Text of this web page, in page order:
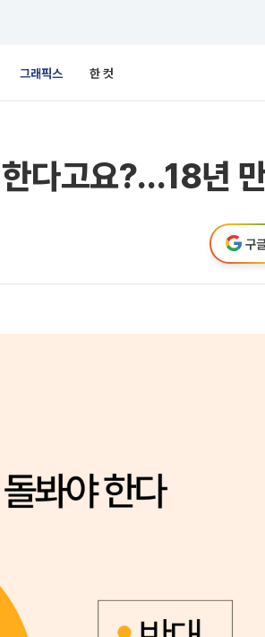
그래픽스 한 컷
다고요?…18년
구